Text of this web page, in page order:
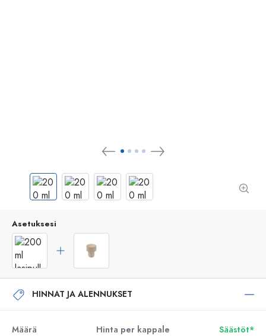
Asetuksesi
HINNAT JA ALENNUKSET
Määrä Hinta per kappale
Säästöt*